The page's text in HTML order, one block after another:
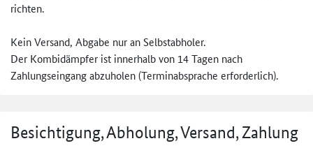
richten.
Kein Versand, Abgabe nur an Selbstabholer.
Der Kombidämpfer ist innerhalb von 14 Tagen nach
Zahlungseingang abzuholen (Terminabsprache erforderlich).
Besichtigung, Abholung, Versand, Zahlung